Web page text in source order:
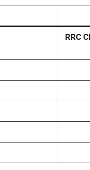
RRC